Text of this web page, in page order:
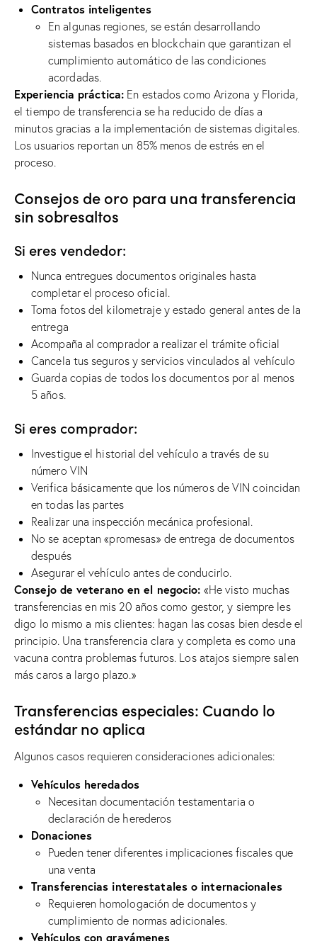
Contratos inteligentes
En algunas regiones, se están desarrollando
sistemas basados ​​en blockchain que garantizan el
cumplimiento automático de las condiciones
acordadas.
Experiencia práctica: En estados como Arizona y Florida,
el tiempo de transferencia se ha reducido de días a
minutos gracias a la implementación de sistemas digitales.
Los usuarios reportan un 85% menos de estrés en el
proceso.
Consejos de oro para una transferencia
sin sobresaltos
Si eres vendedor:
Nunca entregues documentos originales hasta
completar el proceso oficial.
Toma fotos del kilometraje y estado general antes de la
entrega
Acompaña al comprador a realizar el trámite oficial
Cancela tus seguros y servicios vinculados al vehículo
Guarda copias de todos los documentos por al menos
5 años.
Si eres comprador:
Investigue el historial del vehículo a través de su
número VIN
Verifica básicamente que los números de VIN coincidan
en todas las partes
Realizar una inspección mecánica profesional.
No se aceptan «promesas» de entrega de documentos
después
Asegurar el vehículo antes de conducirlo.
Consejo de veterano en el negocio: «He visto muchas
transferencias en mis 20 años como gestor, y siempre les
digo lo mismo a mis clientes: hagan las cosas bien desde el
principio. Una transferencia clara y completa es como una
vacuna contra problemas futuros. Los atajos siempre salen
más caros a largo plazo.»
Transferencias especiales: Cuando lo
estándar no aplica
Algunos casos requieren consideraciones adicionales:
Vehículos heredados
Necesitan documentación testamentaria o
declaración de herederos
Donaciones
Pueden tener diferentes implicaciones fiscales que
una venta
Transferencias interestatales o internacionales
Requieren homologación de documentos y
cumplimiento de normas adicionales.
Vehículos con gravámenes